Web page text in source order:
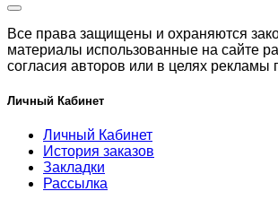
Все права защищены и охраняются
материалы использованные на сайте
согласия авторов или в целях рекламы
Личный Кабинет
Личный Кабинет
История заказов
Закладки
Рассылка